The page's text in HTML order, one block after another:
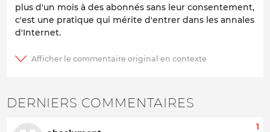
plus d'un mois à des abonnés sans leur consentement,
c'est une pratique qui mérite d'entrer dans les annales
d'Internet.
DERNIERS COMMENTAIRES
1